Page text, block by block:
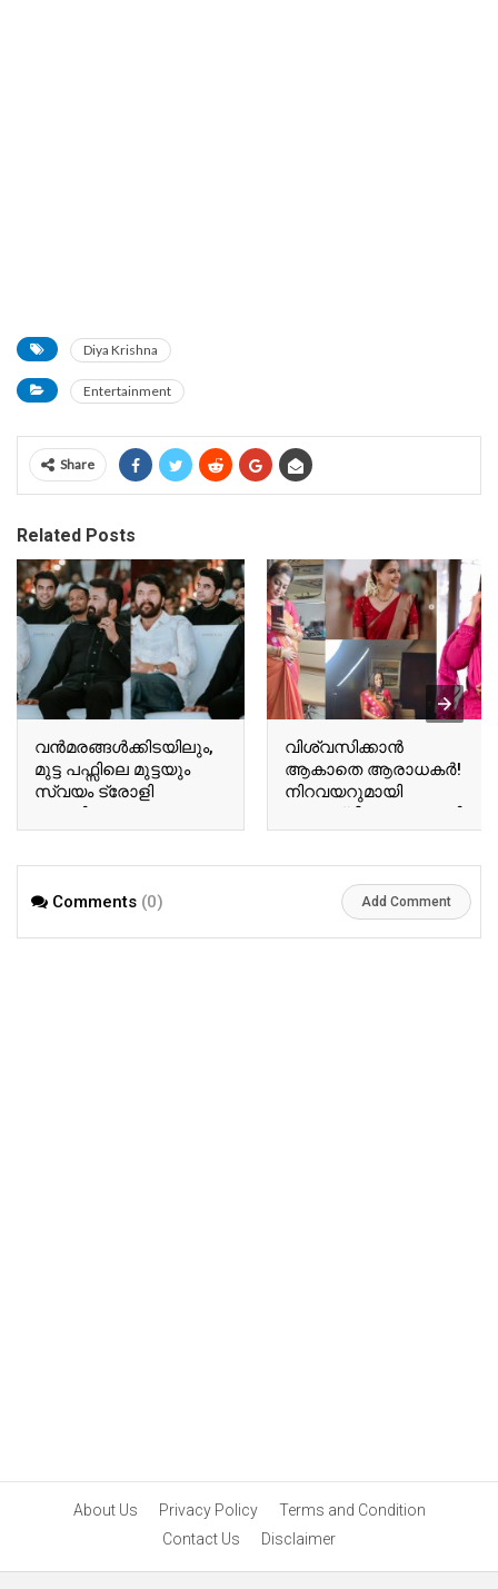
Diya Krishna
Entertainment
Share
Related Posts
വന്‍മരങ്ങള്‍ക്കിടയിലും,
മുട്ട പഫ്സിലെ മുട്ടയും
സ്വയം ട്രോളി
ബേസിലും
ടോവിനോയും!
Viral Photo
വിശ്വസിക്കാൻ
ആകാതെ ആരാധകർ!
നിറവയറുമായി
അനുശ്രീ! വൈറലായി
അനുശ്രീയുടെ പുതിയ
Ausree Viral Photo
Comments (0) Add Comment
About Us Privacy Policy
Terms and Condition
Contact Us
Disclaimer